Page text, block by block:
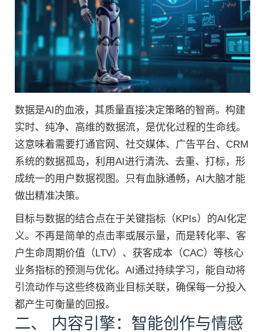
数据是AI的血液，其质量直接决定策略的智商。构建
实时、纯净、高维的数据流，是优化过程的生命线。
这意味着需要打通官网、社交媒体、广告平台、CRM
系统的数据孤岛，利用AI进行清洗、去重、打标，形
成统一的用户数据视图。只有血脉通畅，AI大脑才能
做出精准决策。
目标与数据的结合点在于关键指标（KPIs）的AI化定
义。不再是简单的点击率或展示量，而是转化率、客
户生命周期价值（LTV）、获客成本（CAC）等核心
业务指标的预测与优化。AI通过持续学习，能自动将
引流动作与这些终极商业目标关联，确保每一分投入
都产生可衡量的回报。
二、 内容引擎：智能创作与情感